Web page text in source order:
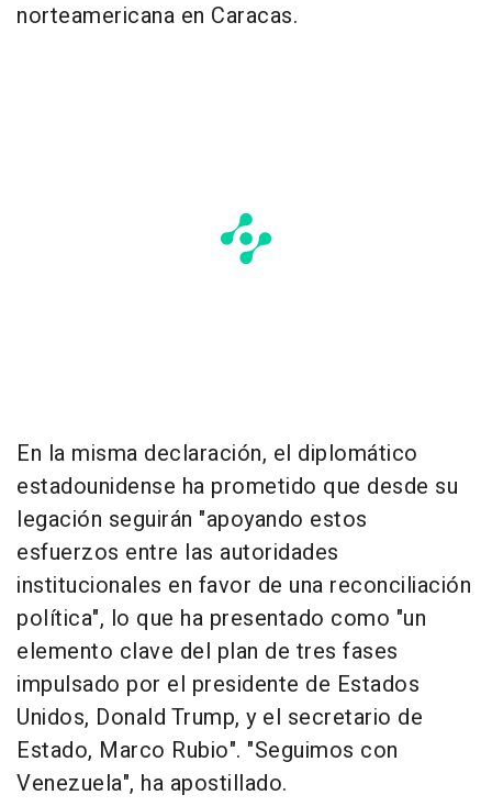
norteamericana en Caracas.
En la misma declaración, el diplomático
estadounidense ha prometido que desde su
legación seguirán "apoyando estos
esfuerzos entre las autoridades
institucionales en favor de una reconciliación
política", lo que ha presentado como "un
elemento clave del plan de tres fases
impulsado por el presidente de Estados
Unidos, Donald Trump, y el secretario de
Estado, Marco Rubio". "Seguimos con
Venezuela", ha apostillado.